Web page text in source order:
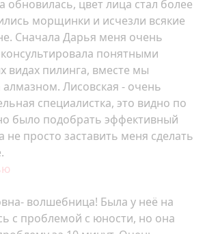
цвет лица стал более
морщинки и исчезли всякие
Сначала Дарья меня очень
понятными
видах пилинга, вместе мы
алмазном. Лисовская - очень
специалистка, это видно по
было подобрать эффективный
не просто заставить меня сделать
волшебница! Была у неё на
с проблемой с юности, но она